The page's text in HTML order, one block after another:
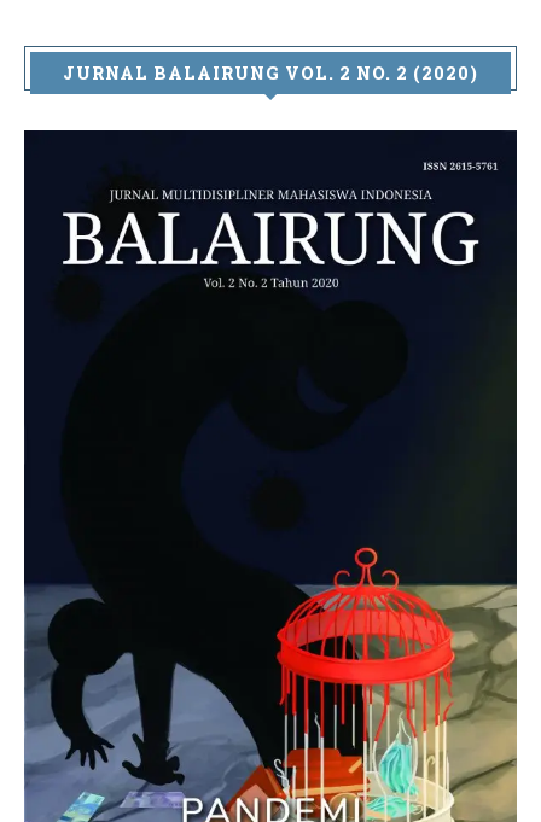
JURNAL BALAIRUNG VOL. 2 NO. 2 (2020)